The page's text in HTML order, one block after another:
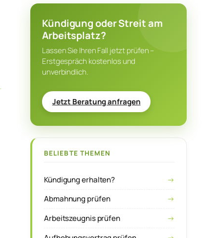
Kündigung oder Streit am
Arbeitsplatz?
Lassen Sie Ihren Fall jetzt prüfen –
Erstgespräch kostenlos und
unverbindlich.
Jetzt Beratung anfragen
BELIEBTE THEMEN
Kündigung erhalten?
Abmahnung prüfen
Arbeitszeugnis prüfen